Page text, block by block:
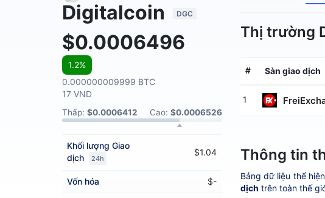
Digitalcoin DGC
$0.0006496
1.2%
0.000000009999 BTC
17 VND
Thấp: $0.0006412 Cao: $0.0006526
Khối lượng Giao
dịch
24h
$1.04
Vốn hóa $-
Thị trường
# Sàn giao dịch
1
Thông tin
Bảng dữ liệu thể hiện
dịch trên toàn thế